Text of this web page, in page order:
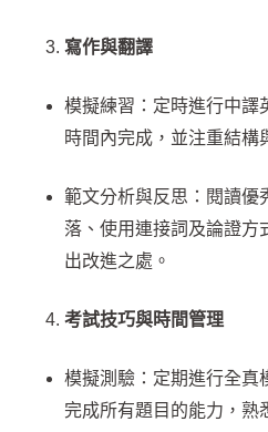
寫作與翻譯
模擬練習：定時進行中譯
時間內完成，並注重結構
範文分析與反思：閱讀優
落、使用連接詞及論證方
出改進之處。
考試技巧與時間管理
模擬測驗：定期進行全真
完成所有題目的能力，熟